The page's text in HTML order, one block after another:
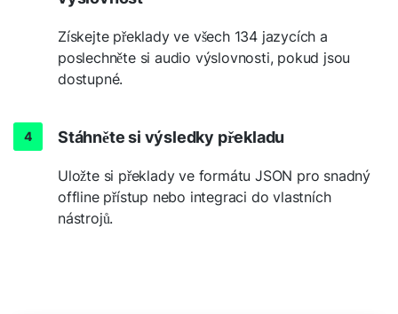
Získejte překlady ve všech 134 jazycích a
poslechněte si audio výslovnosti, pokud jsou
dostupné.
Stáhněte si výsledky překladu
Uložte si překlady ve formátu JSON pro snadný
offline přístup nebo integraci do vlastních
nástrojů.